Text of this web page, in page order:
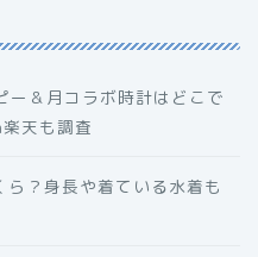
＆月コラボ時計はどこで
天も調査
？身長や着ている水着も